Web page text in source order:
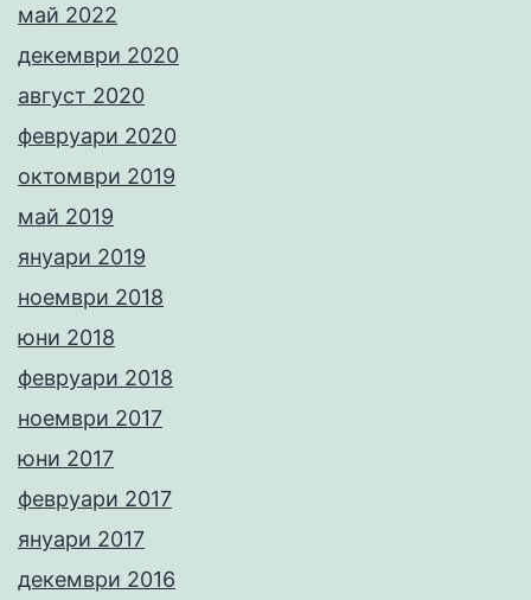
май 2022
декември 2020
август 2020
февруари 2020
октомври 2019
май 2019
януари 2019
ноември 2018
юни 2018
февруари 2018
ноември 2017
юни 2017
февруари 2017
януари 2017
декември 2016